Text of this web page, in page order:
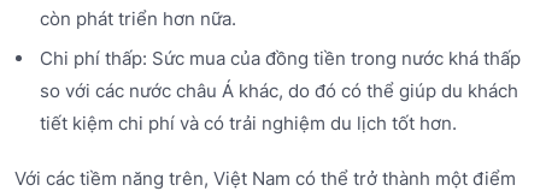
còn phát triển hơn nữa.
Chi phí thấp: Sức mua của đồng tiền trong nước khá thấp
so với các nước châu Á khác, do đó có thể giúp du khách
tiết kiệm chi phí và có trải nghiệm du lịch tốt hơn.
Với các tiềm năng trên, Việt Nam có thể trở thành một điểm